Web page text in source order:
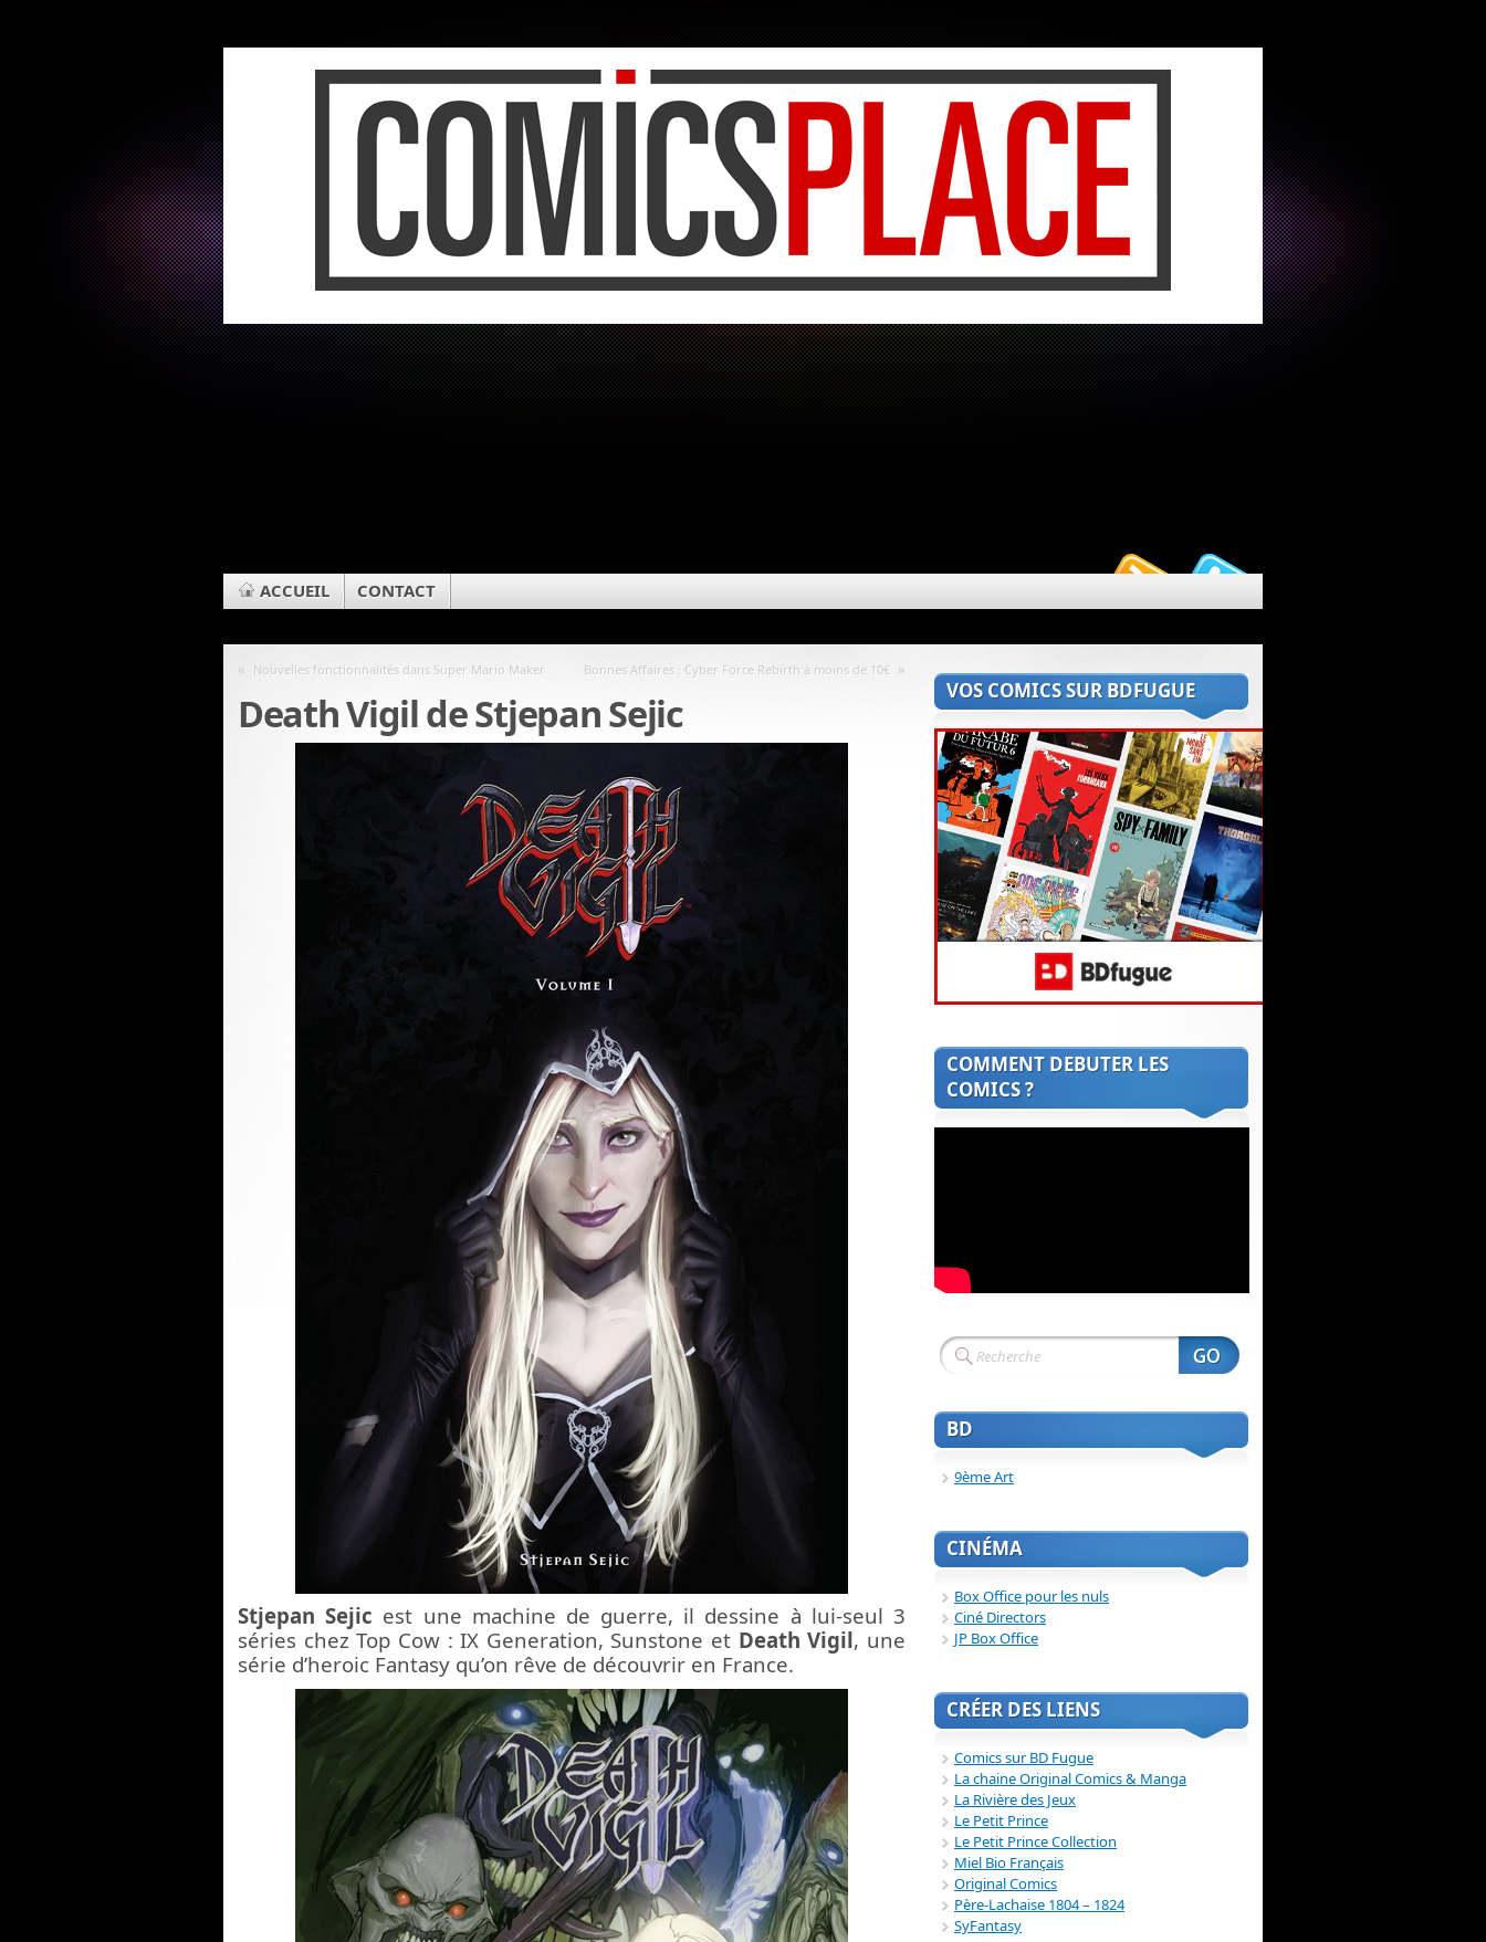
ACCUEIL CONTACT
« Nouvelles fonctionnalités dans Super Mario Maker Bonnes Affaires : Cyber Force Rebirth à moins de 10€ »
Death Vigil de Stjepan Sejic
Stjepan Sejic est une machine de guerre, il dessine à lui-seul 3
séries chez Top Cow : IX Generation, Sunstone et Death Vigil, une
série d’heroic Fantasy qu’on rêve de découvrir en France.
VOS COMICS SUR BDFUGUE
COMMENT DEBUTER LES
COMICS ?
BD
9ème Art
CINÉMA
Box Office pour les nuls
Ciné Directors
JP Box Office
CRÉER DES LIENS
Comics sur BD Fugue
La chaine Original Comics & Manga
La Rivière des Jeux
Le Petit Prince
Le Petit Prince Collection
Miel Bio Français
Original Comics
Père-Lachaise 1804 – 1824
SyFantasy